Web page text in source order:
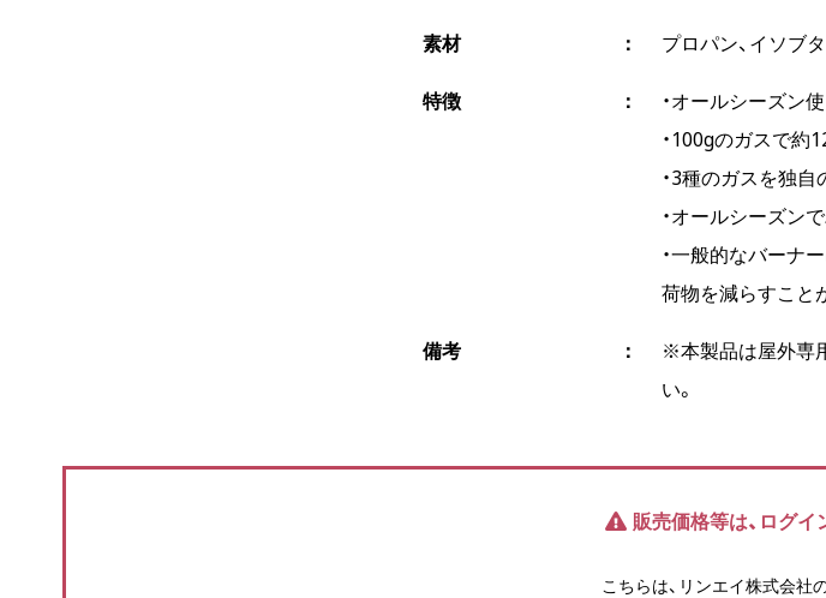
素材 プロパン、イソブ
特徴
・オールシーズン
・100gのガスで約
・3種のガスを独
・オールシーズン
・一般的なバーナ
荷物を減らすこと
備考
※本製品は屋外専
い。
販売価格等は、ログ
こちらは、リンエイ株式会社